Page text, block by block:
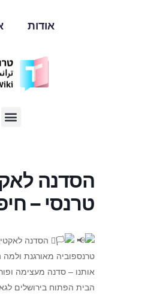
אודות
הסדנה
טרנסי –
הסדנה
טרנספוביה מאורגנת ולמה
אותנו – סדנה מעצימה
הבית הפתוח בירושלים